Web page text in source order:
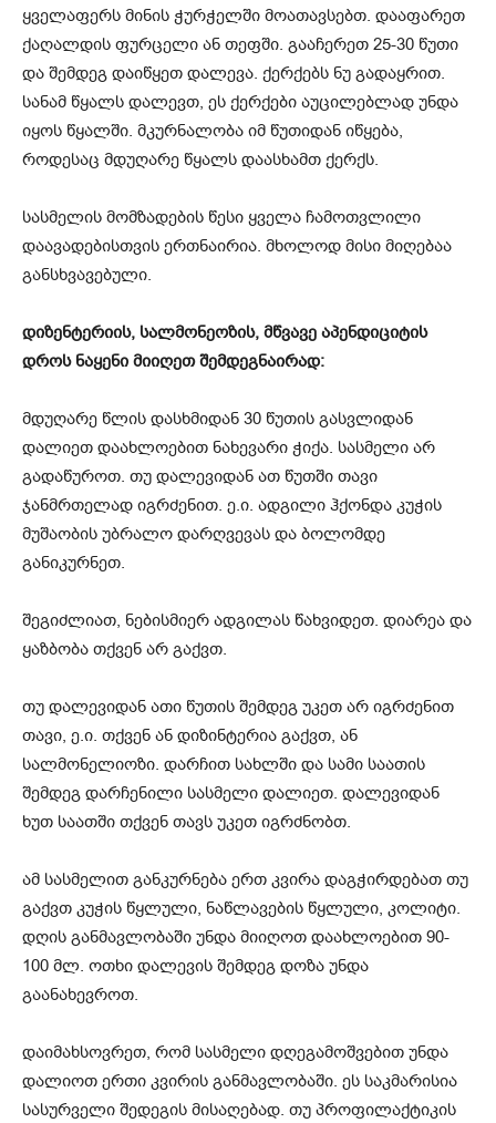
ყველაფერს მინის ჭურჭელში მოათავსებთ. დააფარეთ
ქაღალდის ფურცელი ან თეფში. გააჩერეთ 25-30 წუთი
და შემდეგ დაიწყეთ დალევა. ქერქებს ნუ გადაყრით.
სანამ წყალს დალევთ, ეს ქერქები აუცილებლად უნდა
იყოს წყალში. მკურნალობა იმ წუთიდან იწყება,
როდესაც მდუღარე წყალს დაასხამთ ქერქს.
სასმელის მომზადების წესი ყველა ჩამოთვლილი
დაავადებისთვის ერთნაირია. მხოლოდ მისი მიღებაა
განსხვავებული.
დიზენტერიის, სალმონეოზის, მწვავე აპენდიციტის
დროს ნაყენი მიიღეთ შემდეგნაირად:
მდუღარე წლის დასხმიდან 30 წუთის გასვლიდან
დალიეთ დაახლოებით ნახევარი ჭიქა. სასმელი არ
გადაწუროთ. თუ დალევიდან ათ წუთში თავი
ჯანმრთელად იგრძენით. ე.ი. ადგილი ჰქონდა კუჭის
მუშაობის უბრალო დარღვევას და ბოლომდე
განიკურნეთ.
შეგიძლიათ, ნებისმიერ ადგილას წახვიდეთ. დიარეა და
ყაზბობა თქვენ არ გაქვთ.
თუ დალევიდან ათი წუთის შემდეგ უკეთ არ იგრძენით
თავი, ე.ი. თქვენ ან დიზინტერია გაქვთ, ან
სალმონელიოზი. დარჩით სახლში და სამი საათის
შემდეგ დარჩენილი სასმელი დალიეთ. დალევიდან
ხუთ საათში თქვენ თავს უკეთ იგრძნობთ.
ამ სასმელით განკურნება ერთ კვირა დაგჭირდებათ თუ
გაქვთ კუჭის წყლული, ნაწლავების წყლული, კოლიტი.
დღის განმავლობაში უნდა მიიღოთ დაახლოებით 90-
100 მლ. ოთხი დალევის შემდეგ დოზა უნდა
გაანახევროთ.
დაიმახსოვრეთ, რომ სასმელი დღეგამოშვებით უნდა
დალიოთ ერთი კვირის განმავლობაში. ეს საკმარისია
სასურველი შედეგის მისაღებად. თუ პროფილაქტიკის